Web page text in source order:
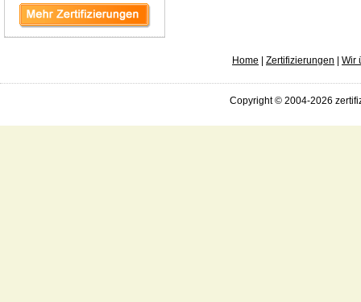
Home Zertifizierungen Wir
Copyright © 2004-2026